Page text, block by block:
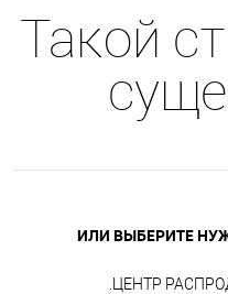
Такой
ИЛИ ВЫБЕРИТЕ
.ЦЕНТР